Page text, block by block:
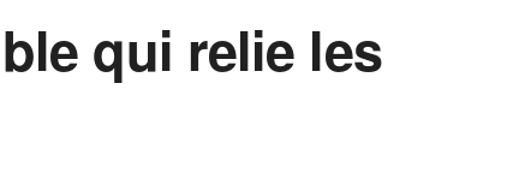
qui relie les